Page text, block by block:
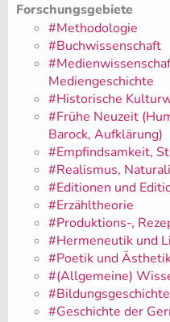
Forschungsgebiete
#Methodologie
#Buchwissenschaft
Mediengeschichte
#Historische
#Frühe Neuzeit
Barock, Aufklärung)
#Empfindsamkeit,
#Realismus,
#Editionen und
#Erzähltheorie
#Produktions-,
#Hermeneutik und
#Poetik und
#(Allgemeine)
#Bildungsgeschichte
#Geschichte der